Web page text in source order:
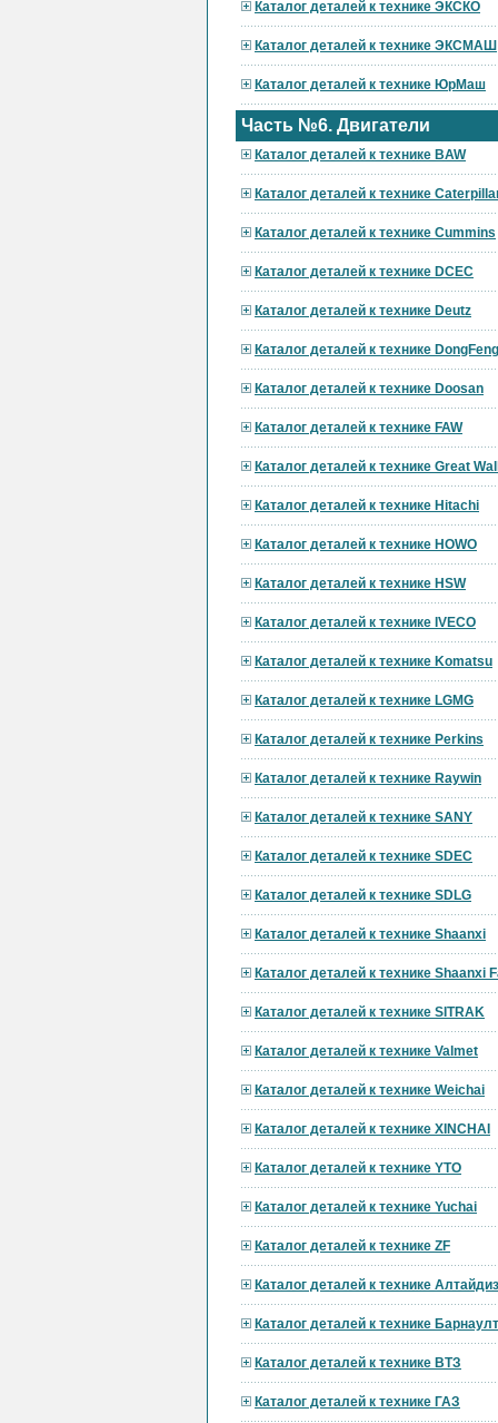
Каталог деталей к технике ЭКСКО
Каталог деталей к технике ЭКСМАШ
Каталог деталей к технике ЮрМаш
Часть №6. Двигатели
Каталог деталей к технике BAW
Каталог деталей к технике
Каталог деталей к технике Cummins
Каталог деталей к технике DCEC
Каталог деталей к технике Deutz
Каталог деталей к технике DongFeng
Каталог деталей к технике Doosan
Каталог деталей к технике FAW
Каталог деталей к технике Great
Каталог деталей к технике Hitachi
Каталог деталей к технике HOWO
Каталог деталей к технике HSW
Каталог деталей к технике IVECO
Каталог деталей к технике Komatsu
Каталог деталей к технике LGMG
Каталог деталей к технике Perkins
Каталог деталей к технике Raywin
Каталог деталей к технике SANY
Каталог деталей к технике SDEC
Каталог деталей к технике SDLG
Каталог деталей к технике Shaanxi
Каталог деталей к технике Shaanxi
Каталог деталей к технике SITRAK
Каталог деталей к технике Valmet
Каталог деталей к технике Weichai
Каталог деталей к технике XINCHAI
Каталог деталей к технике YTO
Каталог деталей к технике Yuchai
Каталог деталей к технике ZF
Каталог деталей к технике
Каталог деталей к технике
Каталог деталей к технике ВТЗ
Каталог деталей к технике ГАЗ